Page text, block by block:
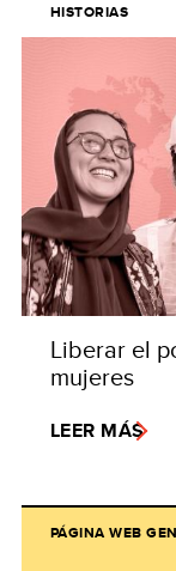
HISTORIAS
Liberar el
mujeres
LEER MÁS
PÁGINA WEB